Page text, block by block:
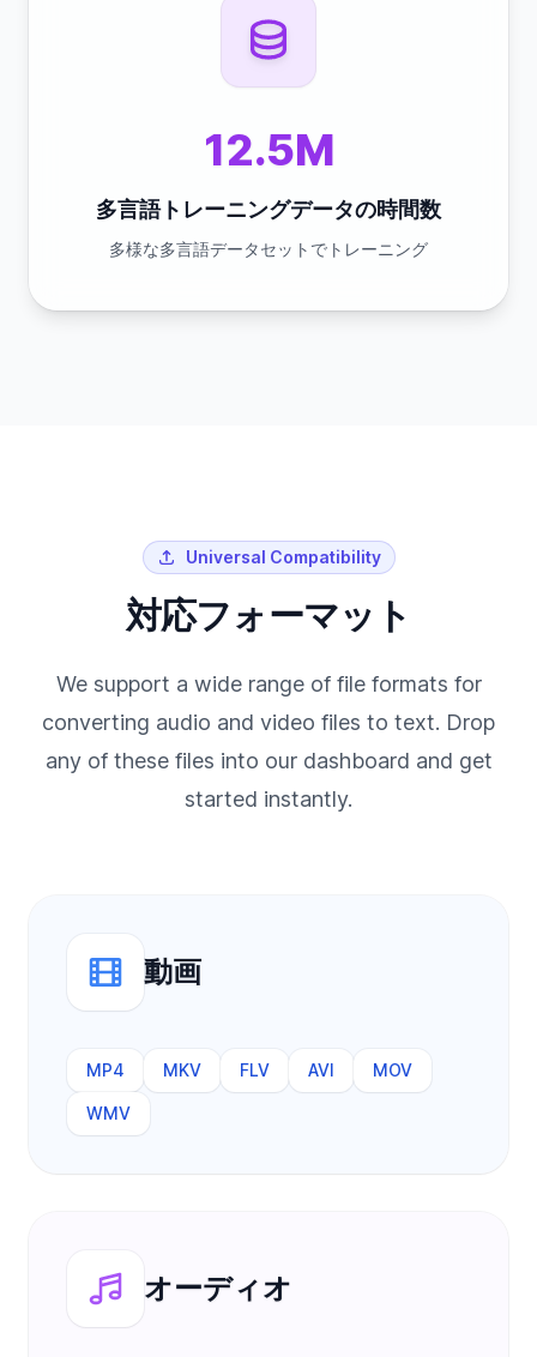
12.5M
多言語トレーニングデータの時間数
多様な多言語データセットでトレーニング
Universal Compatibility
対応フォーマット
We support a wide range of file formats for
converting audio and video files to text. Drop
any of these files into our dashboard and get
started instantly.
動画
MP4 MKV FLV AVI MOV
WMV
オーディオ